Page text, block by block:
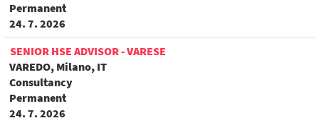
Permanent
24. 7. 2026
SENIOR HSE ADVISOR - VARESE
VAREDO, Milano, IT
Consultancy
Permanent
24. 7. 2026